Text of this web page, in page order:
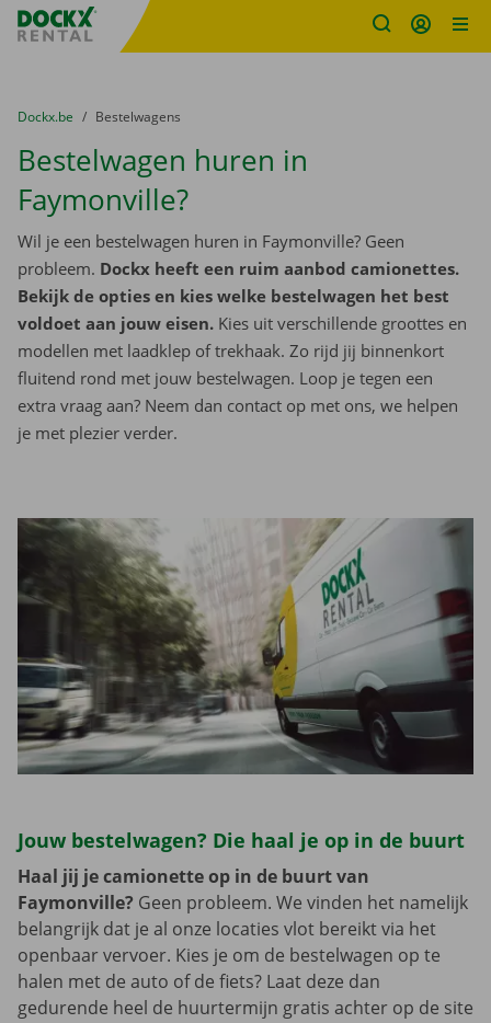
Fratello DEMO
U bevindt zich hier:
van
Dockx.be naar
Bestelwagens
Bestelwagen huren in
Faymonville?
Wil je een bestelwagen huren in Faymonville? Geen
probleem. Dockx heeft een ruim aanbod camionettes.
Bekijk de opties en kies welke bestelwagen het best
voldoet aan jouw eisen. Kies uit verschillende groottes en
modellen met laadklep of trekhaak. Zo rijd jij binnenkort
fluitend rond met jouw bestelwagen. Loop je tegen een
extra vraag aan? Neem dan contact op met ons, we helpen
je met plezier verder.
Jouw bestelwagen? Die haal je op in de buurt
Haal jij je camionette op in de buurt van
Faymonville? Geen probleem. We vinden het namelijk
belangrijk dat je al onze locaties vlot bereikt via het
openbaar vervoer. Kies je om de bestelwagen op te
halen met de auto of de fiets? Laat deze dan
gedurende heel de huurtermijn gratis achter op de site